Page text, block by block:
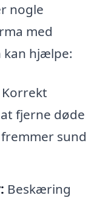
nogle
med
kan hjælpe:
Korrekt
fjerne døde
sund
Beskæring